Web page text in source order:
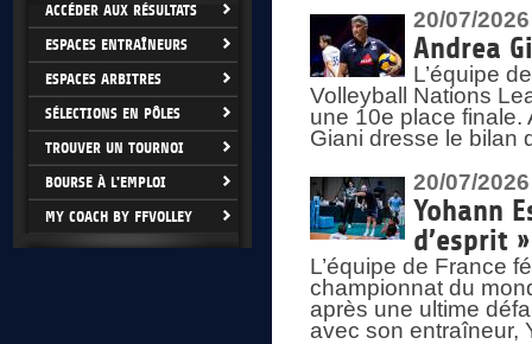
ACCÉDER AUX RÉSULTATS
ESPACES ENTRAÎNEURS
ESPACES ARBITRES
SÉLECTIONS EN PÔLES
TROUVER UN TOURNOI
BOURSE À L'EMPLOI
MY COACH BY FFVOLLEY
20/07/2026
Andrea
L’équipe
Volleyball Nations
une 10e place finale.
Giani dresse le bilan
20/07/2026
Yohann
d’esprit »
L’équipe de France
championnat du
après une ultime
avec son entraîneur,